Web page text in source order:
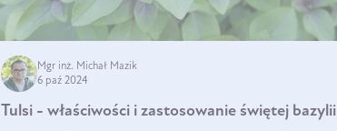
Mgr inż. Michał Mazik
6 paź 2024
Tulsi - właściwości i zastosowanie świętej bazylii